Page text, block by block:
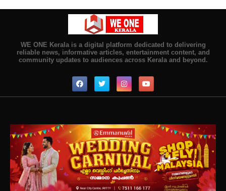
WE ONE Kerala is a digital platform dedicated to delivering
reliable news, informative articles, entertainment content, and
community updates to audiences across Kerala and beyond.